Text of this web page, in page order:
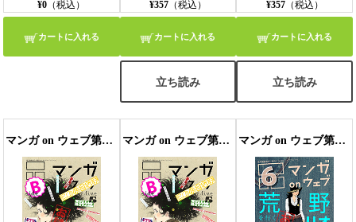
¥0 （税込）
カートに入れる
¥357（税込）
カートに入れる
立ち読み
¥357（税込）
カートに入れる
立ち読み
マンガ on ウェブ第5号 side-B 無料お試し版〔雑誌〕 マンガ on ウェブ第5号 side-B マンガ on ウェブ第6号 side-A 無料お試し版〔雑誌〕